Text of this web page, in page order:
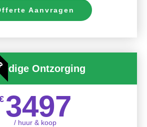
Aanvragen
Ontzorging
3497
/ huur & koop